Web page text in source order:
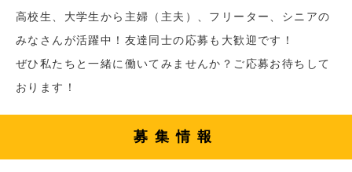
高校生、大学生から主婦（主夫）、フリーター、シニアの
みなさんが活躍中！友達同士の応募も大歓迎です！
ぜひ私たちと一緒に働いてみませんか？ご応募お待ちして
おります！
募集情報